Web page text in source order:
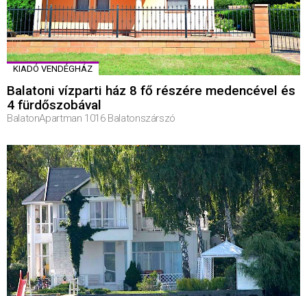
KIADÓ VENDÉGHÁZ
Balatoni vízparti ház 8 fő részére medencével és
4 fürdőszobával
BalatonApartman 1016 Balatonszárszó